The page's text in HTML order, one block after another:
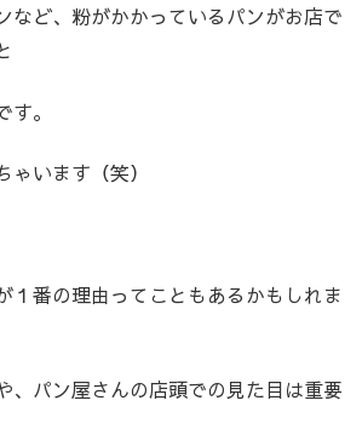
など、粉がかかっているパンがお店で
。
います（笑）
１番の理由ってこともあるかもしれま
、パン屋さんの店頭での見た目は重要